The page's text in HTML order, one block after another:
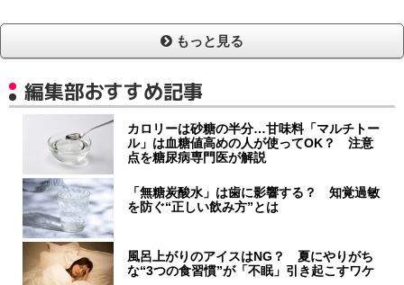
もっと見る
編集部おすすめ記事
カロリーは砂糖の半分…甘味料「マルチトー
ル」は血糖値高めの人が使ってOK？ 注意
点を糖尿病専門医が解説
「無糖炭酸水」は歯に影響する？ 知覚過敏
を防ぐ“正しい飲み方”とは
風呂上がりのアイスはNG？ 夏にやりがち
な“3つの食習慣”が「不眠」引き起こすワケ